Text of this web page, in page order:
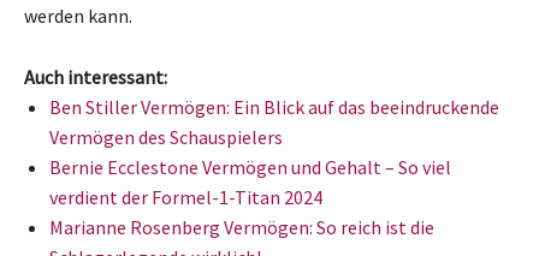
werden kann.
Auch interessant:
Ben Stiller Vermögen: Ein Blick auf das beeindruckende
Vermögen des Schauspielers
Bernie Ecclestone Vermögen und Gehalt – So viel
verdient der Formel-1-Titan 2024
Marianne Rosenberg Vermögen: So reich ist die